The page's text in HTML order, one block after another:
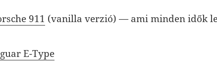
911 (vanilla verzió) — ami minden idők
E-Type